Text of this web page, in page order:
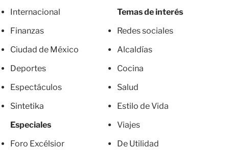
Internacional
Finanzas
Ciudad de México
Deportes
Espectáculos
Sintetika
Especiales
Foro Excélsior
Temas de interés
Redes sociales
Alcaldías
Cocina
Salud
Estilo de Vida
Viajes
De Utilidad